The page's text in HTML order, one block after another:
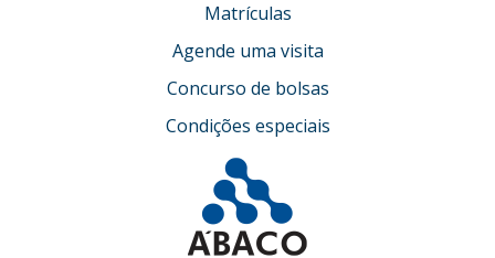
Matrículas
Agende uma visita
Concurso de bolsas
Condições especiais